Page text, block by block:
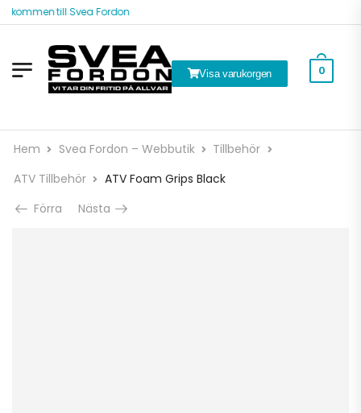
till Svea Fordon
Visa varukorgen 0
Hem Svea Fordon – Webbutik
Tillbehör
ATV Tillbehör
ATV Foam Grips Black
Förra
Nästa